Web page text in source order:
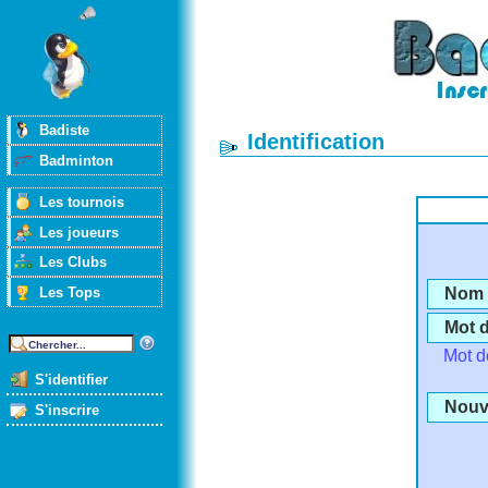
Badiste
Badminton
Les tournois
Les joueurs
Les Clubs
Les Tops
S'identifier
S'inscrire
Identification
Mot
Mot